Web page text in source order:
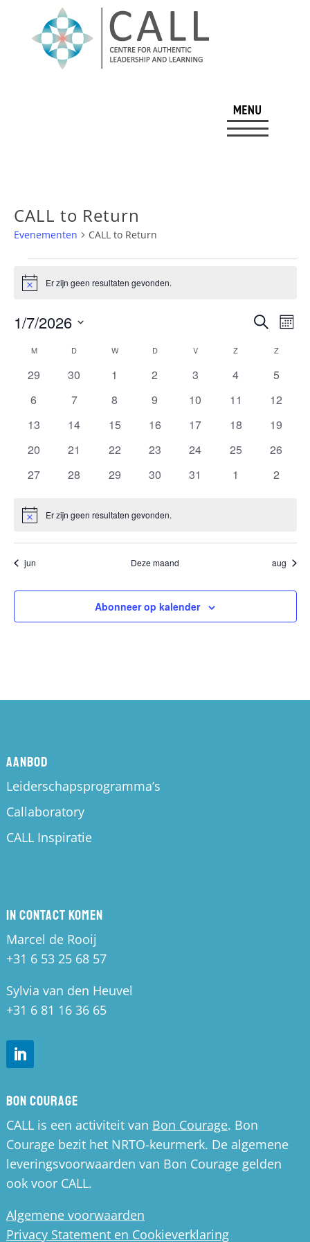
CALL to Return
Evenementen CALL to Return
Evenementen
BerichtEr zijn geen resultaten gevonden.
Zoeken
Zoeken
1/7/2026
datum.
Kalender
van
Evenementen
MMAANDAGD DINSDAGW WOENSDAG
DDONDERDAG
VVRIJDAG Z ZATERDAG
Z
0
29
0
30
0
1
0
2
0
3
0
4
0
5
0
6
0
7
0
8
0
9
0
10
0
11
0
12
0
13
0
14
0
15
0
16
0
17
0
18
0
19
0
20
0
21
0
22
0
23
0
24
0
25
0
26
0
27
0
28
0
29
0
30
0
31
0
1
0
2
BerichtEr zijn geen resultaten gevonden.
jun Deze maand aug
Abonneer op kalender
Aanbod
Leiderschapsprogramma’s
Callaboratory
CALL Inspiratie
In contact komen
Marcel de Rooij
+31 6 53 25 68 57
Sylvia van den Heuvel
+31 6 81 16 36 65
Bon Courage
CALL is een activiteit van Bon Courage. Bon
Courage bezit het NRTO-keurmerk. De algemene
leveringsvoorwaarden van Bon Courage gelden
ook voor CALL.
Algemene voorwaarden
Privacy Statement en Cookieverklaring